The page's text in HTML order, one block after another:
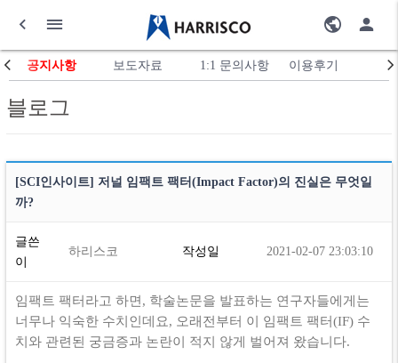
공지사항 보도자료 1:1 문의사항 이용후기
블로그
[SCI인사이트] 저널 임팩트 팩터(Impact Factor)의 진실은 무엇일
까?
글쓴
이
하리스코 작성일 2021-02-07 23:03:10
임팩트 팩터라고 하면, 학술논문을 발표하는 연구자들에게는
너무나 익숙한 수치인데요, 오래전부터 이 임팩트 팩터(IF) 수
치와 관련된 궁금증과 논란이 적지 않게 벌어져 왔습니다.